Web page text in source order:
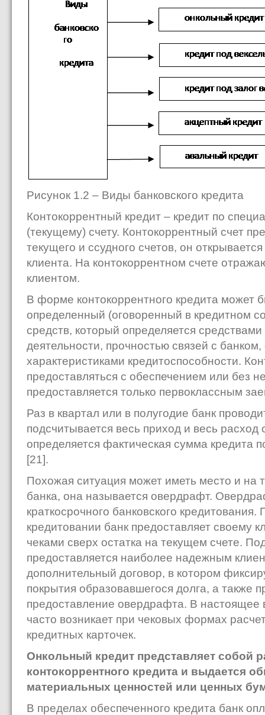
Рисунок 1.2 – Виды банковского кредита
Контокоррентный кредит – кредит по
(текущему) счету. Контокоррентный счет
текущего и ссудного счетов, он
клиента. На контокоррентном счете
клиентом.
В форме контокоррентного кредита может
определенный (оговоренный в кредитном
средств, который определяется
деятельности, прочностью связей с
характеристиками кредитоспособности.
предоставляться с обеспечением или без
предоставляется только первоклассным
Раз в квартал или в полугодие банк
подсчитывается весь приход и весь расход
определяется фактическая сумма кредита
[21].
Похожая ситуация может иметь место и на
банка, она называется овердрафт.
краткосрочного банковского
кредитовании банк предоставляет своему
чеками сверх остатка на текущем счете.
предоставляется наиболее надежным
дополнительный договор, в котором
покрытия образовавшегося долга, а также
предоставление овердрафта. В настоящее
часто возникает при чековых формах
кредитных карточек.
Онкольный кредит представляет собой
контокоррентного кредита и выдается
материальных ценностей или ценных
В пределах обеспеченного кредита банк